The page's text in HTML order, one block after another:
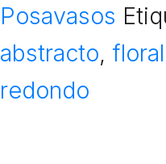
Posavasos
abstracto, floral
redondo